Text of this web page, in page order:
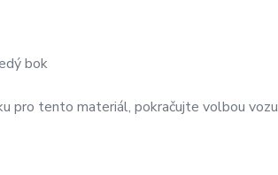
bok
pro tento materiál, pokračujte volbou vozu